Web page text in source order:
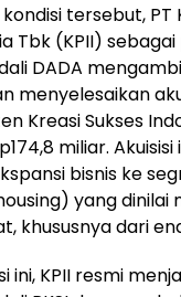
tersebut,
Tbk (KPII)
DADA
menyelesaikan
Kreasi Sukses
miliar.
bisnis ke
yang dinilai
khususnya dari
ini, KPII resmi